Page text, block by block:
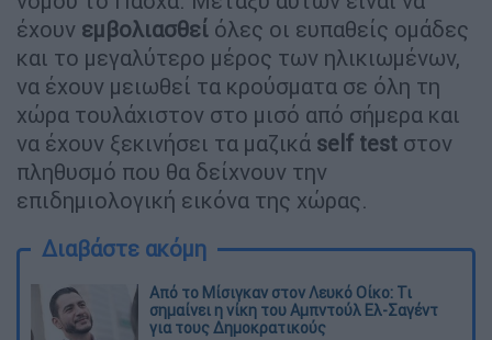
έχουν εμβολιασθεί όλες οι ευπαθείς ομάδες
και το μεγαλύτερο μέρος των ηλικιωμένων,
να έχουν μειωθεί τα κρούσματα σε όλη τη
χώρα τουλάχιστον στο μισό από σήμερα και
να έχουν ξεκινήσει τα μαζικά self test στον
πληθυσμό που θα δείχνουν την
επιδημιολογική εικόνα της χώρας.
Διαβάστε ακόμη
Από το Μίσιγκαν στον Λευκό Οίκο: Τι
σημαίνει η νίκη του Αμπντούλ Ελ-Σαγέντ
για τους Δημοκρατικούς